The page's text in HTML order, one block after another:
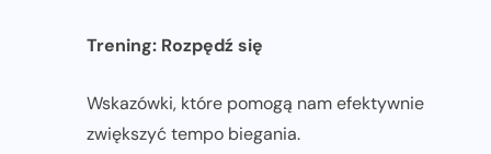
Trening: Rozpędź się
Wskazówki, które pomogą nam efektywnie
zwiększyć tempo biegania.